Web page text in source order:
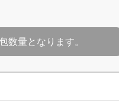
数量となります。